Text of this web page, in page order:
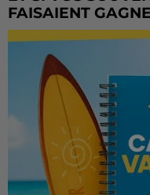
FAISAIENT